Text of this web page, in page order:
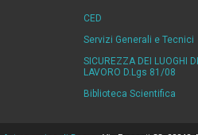
CED
Servizi Generali e Tecnici
SICUREZZA DEI LUOGHI DI
LAVORO D.Lgs 81/08
Biblioteca Scientifica